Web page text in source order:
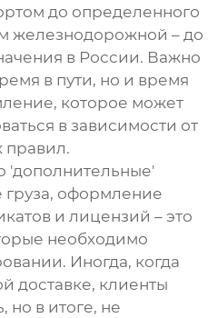
до определенного
железнодорожной – до
в России. Важно
в пути, но и время
которое может
в зависимости от
правил.
'дополнительные'
груза, оформление
и лицензий – это
необходимо
Иногда, когда
доставке, клиенты
но в итоге, не